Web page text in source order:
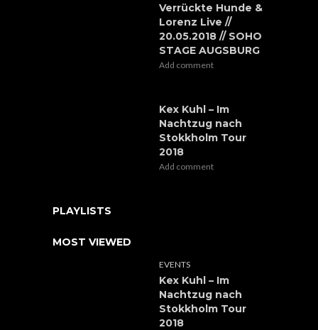
Verrückte Hunde &
Lorenz Live //
20.05.2018 // SOHO
STAGE AUGSBURG
Add comment
Kex Kuhl – Im
Nachtzug nach
Stokkholm Tour
2018
Add comment
PLAYLISTS
MOST VIEWED
EVENTS
Kex Kuhl – Im
Nachtzug nach
Stokkholm Tour
2018